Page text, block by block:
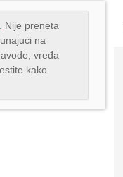
. Nije preneta
na
vređa
kako